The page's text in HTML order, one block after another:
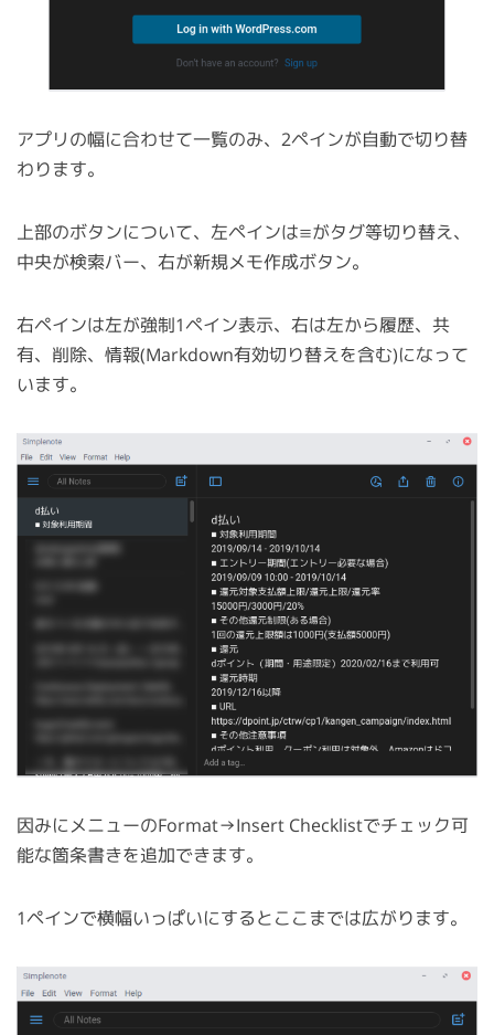
アプリの幅に合わせて一覧のみ、2ペインが自動で切り替
わります。
上部のボタンについて、左ペインは≡がタグ等切り替え、
中央が検索バー、右が新規メモ作成ボタン。
右ペインは左が強制1ペイン表示、右は左から履歴、共
有、削除、情報(Markdown有効切り替えを含む)になって
います。
因みにメニューのFormat→Insert Checklistでチェック可
能な箇条書きを追加できます。
1ペインで横幅いっぱいにするとここまでは広がります。